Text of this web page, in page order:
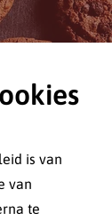
is van
van
te